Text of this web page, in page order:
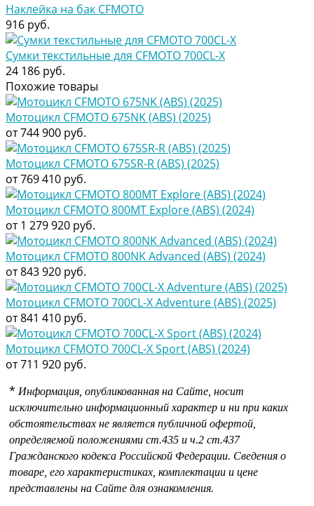
Наклейка на бак CFMOTO
916 руб.
Сумки текстильные для CFMOTO 700CL-X
24 186 руб.
Похожие товары
Мотоцикл CFMOTO 675NK (ABS) (2025)
от 744 900 руб.
Мотоцикл CFMOTO 675SR-R (ABS) (2025)
от 769 410 руб.
Мотоцикл CFMOTO 800MT Explore (ABS) (2024)
от 1 279 920 руб.
Мотоцикл CFMOTO 800NK Advanced (ABS) (2024)
от 843 920 руб.
Мотоцикл CFMOTO 700CL-X Adventure (ABS) (2025)
от 841 410 руб.
Мотоцикл CFMOTO 700CL-X Sport (ABS) (2024)
от 711 920 руб.
* Информация, опубликованная на Сайте, носит
исключительно информационный характер и ни при каких
обстоятельствах не является публичной офертой,
определяемой положениями ст.435 и ч.2 ст.437
Гражданского кодекса Российской Федерации. Сведения о
товаре, его характеристиках, комплектации и цене
представлены на Сайте для ознакомления.